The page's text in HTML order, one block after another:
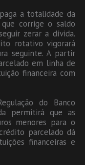
a totalidade da
corrige o saldo
zerar a dívida.
rotativo vigorará
seguinte. A partir
em linha de
financeira com
do Banco
permitirá que as
menores para o
parcelado dá
financeiras e